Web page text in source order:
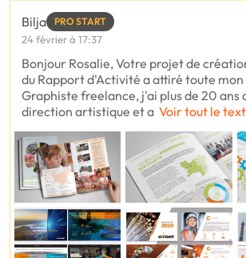
Bilja PRO START
24 février à 17:37
Bonjour Rosalie, Votre projet de
du Rapport d'Activité a attiré toute
Graphiste freelance, j'ai plus de 20 ans
direction artistique et a Voir tout le